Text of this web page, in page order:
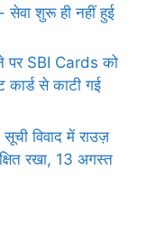
सेवा शुरू ही नहीं हुई
पर SBI Cards को
कार्ड से काटी गई
सूची विवाद में राउज़
रखा, 13 अगस्त